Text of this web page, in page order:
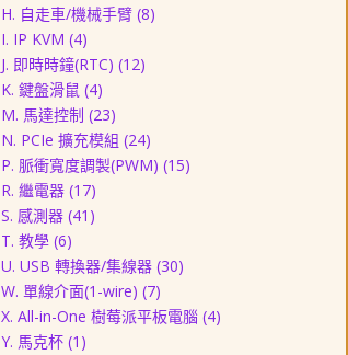
H. 自走車/機械手臂 (8)
I. IP KVM (4)
J. 即時時鐘(RTC) (12)
K. 鍵盤滑鼠 (4)
M. 馬達控制 (23)
N. PCIe 擴充模組 (24)
P. 脈衝寬度調製(PWM) (15)
R. 繼電器 (17)
S. 感測器 (41)
T. 教學 (6)
U. USB 轉換器/集線器 (30)
W. 單線介面(1-wire) (7)
X. All-in-One 樹莓派平板電腦 (4)
Y. 馬克杯 (1)